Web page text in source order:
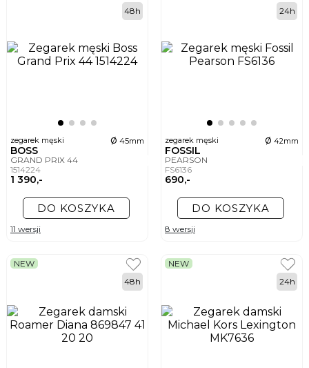
zegarek męski ø 45mm
BOSS
GRAND PRIX 44
1514224
1 390,-
48h
DO KOSZYKA
11 wersji
zegarek męski ø 42mm
FOSSIL
PEARSON
FS6136
690,-
24h
DO KOSZYKA
8 wersji
NEW
48h
NEW
24h